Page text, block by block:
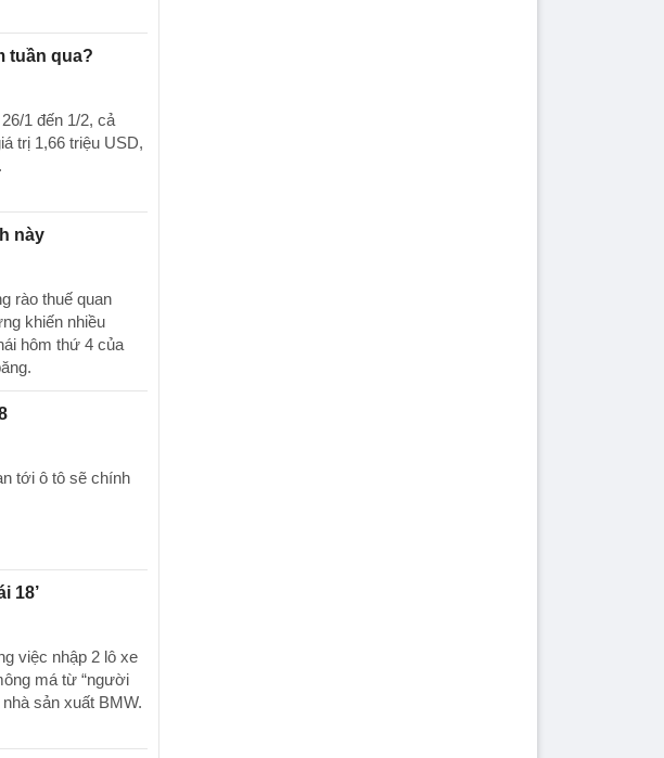
tuần qua?
1 đến 1/2, cả
trị 1,66 triệu USD,
này
rào thuế quan
khiến nhiều
hôm thứ 4 của
tới ô tô sẽ chính
18’
việc nhập 2 lô xe
má từ “người
sản xuất BMW.